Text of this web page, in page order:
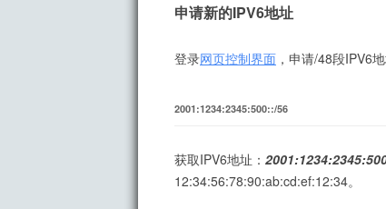
申请新的IPV6地址
登录网页控制界面 ，申请/48段IPV6
2001:1234:2345:500::/56
获取IPV6地址：
12:34:56:78:90:ab:cd:ef:12:34。